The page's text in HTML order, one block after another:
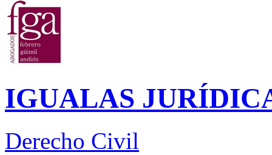
IGUALAS
Derecho Civil